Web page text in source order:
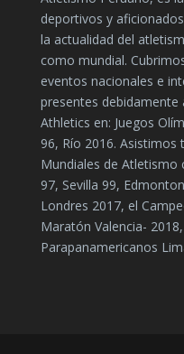
deportivos y
la actualidad del
como mundial.
eventos nacionales e
presentes
Athletics en: Juegos
96, Río 2016.
Mundiales de Atletismo
97, Sevilla 99,
Londres 2017, el
Maratón Valencia-
Parapanamericanos